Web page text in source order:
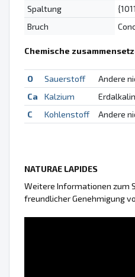
Spaltung
Bruch
Chemische
O Sauerstoff Andere
Ca
Kalzium
C
Kohlenstoff Andere
NATURAE LAPIDES
Weitere Informationen zum
freundlicher Genehmigung